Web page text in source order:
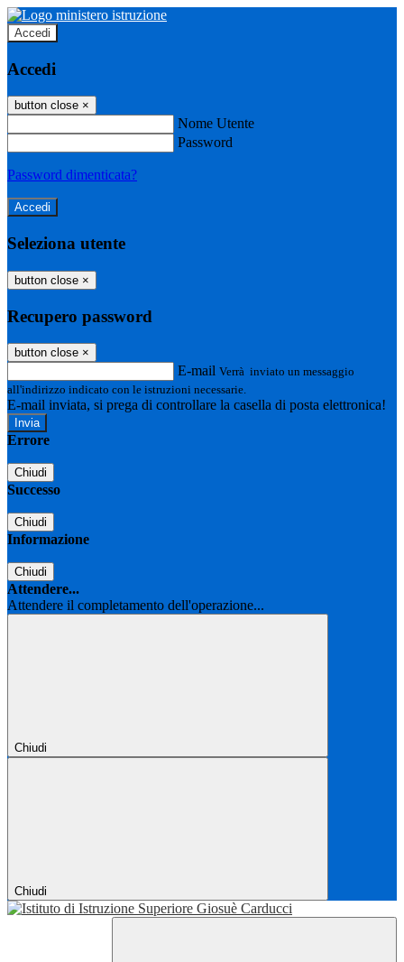
Accedi
Accedi
button close ×
Nome Utente
Password
Password dimenticata?
Seleziona utente
button close ×
Recupero password
button close ×
E-mail Verrà inviato un messaggio
all'indirizzo indicato con le istruzioni necessarie.
E-mail inviata, si prega di controllare la casella di posta elettronica!
Errore
Chiudi
Successo
Chiudi
Informazione
Chiudi
Attendere...
Attendere il completamento dell'operazione...
Chiudi
Chiudi